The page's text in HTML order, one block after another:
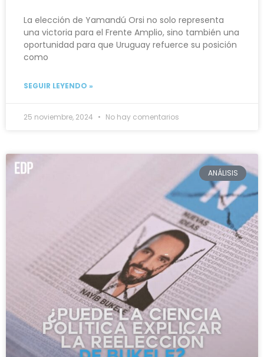
La elección de Yamandú Orsi no solo representa
una victoria para el Frente Amplio, sino también una
oportunidad para que Uruguay refuerce su posición
como
SEGUIR LEYENDO »
25 noviembre, 2024 No hay comentarios
ANÁLISIS